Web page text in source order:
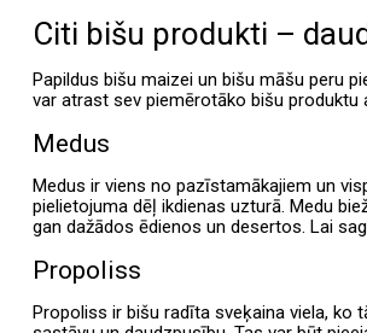
Citi bišu produkti –
Papildus bišu maizei un bišu māšu peru
var atrast sev piemērotāko bišu produktu
Medus
Medus ir viens no pazīstamākajiem un
pielietojuma dēļ ikdienas uzturā. Medu
gan dažādos ēdienos un desertos. Lai
Propoliss
Propoliss ir bišu radīta sveķaina viela, ko